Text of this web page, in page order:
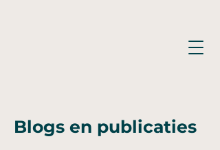
Blogs en publicaties